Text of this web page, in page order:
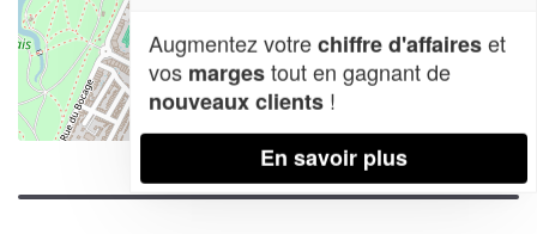
Leaflet| Map data ©OpenStreetMap contributors,CC-BY-SA
Augmentez votrechiffre d'affaireset
vos margestout en gagnant de
nouveaux clients !
En savoir plus